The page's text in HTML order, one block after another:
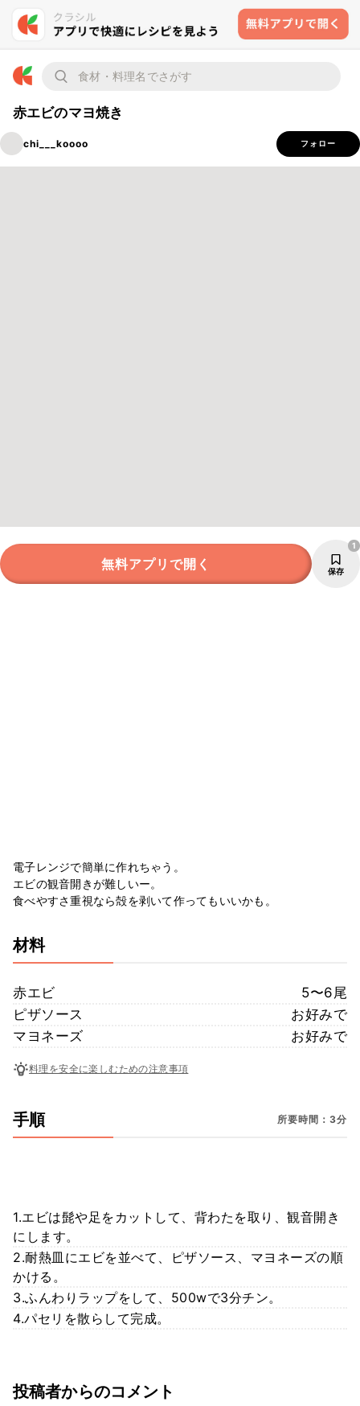
赤エビのマヨ焼き
chi___koooo フォロー
無料アプリで開く 保存
1
電子レンジで簡単に作れちゃう。
エビの観音開きが難しいー。
食べやすさ重視なら殻を剥いて作ってもいいかも。
材料
赤エビ
5〜6尾
ピザソース
お好みで
マヨネーズ
お好みで
料理を安全に楽しむための注意事項
手順 所要時間：3分
1.エビは髭や足をカットして、背わたを取り、観音開き
にします。
2.耐熱皿にエビを並べて、ピザソース、マヨネーズの順
かける。
3.ふんわりラップをして、500wで3分チン。
4.パセリを散らして完成。
投稿者からのコメント